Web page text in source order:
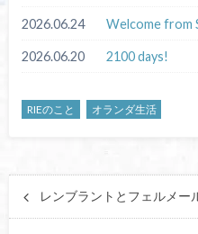
2026.06.24 Welcome from
2026.06.20 2100 days!
RIEのこと オランダ生活
レンブラントとフェルメー